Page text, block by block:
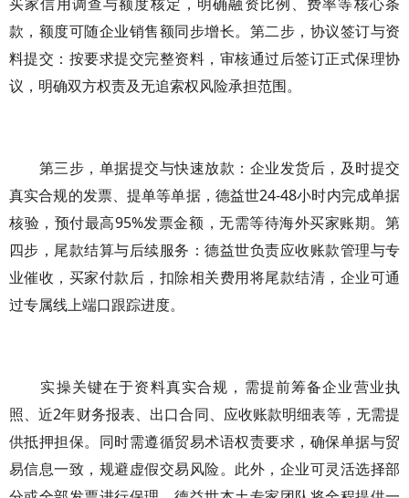
款，额度可随企业销售额同步增长。第二步，协议签订与资
料提交：按要求提交完整资料，审核通过后签订正式保理协
议，明确双方权责及无追索权风险承担范围。
第三步，单据提交与快速放款：企业发货后，及时提交
真实合规的发票、提单等单据，德益世24-48小时内完成单据
核验，预付最高95%发票金额，无需等待海外买家账期。第
四步，尾款结算与后续服务：德益世负责应收账款管理与专
业催收，买家付款后，扣除相关费用将尾款结清，企业可通
过专属线上端口跟踪进度。
实操关键在于资料真实合规，需提前筹备企业营业执
照、近2年财务报表、出口合同、应收账款明细表等，无需提
供抵押担保。同时需遵循贸易术语权责要求，确保单据与贸
易信息一致，规避虚假交易风险。此外，企业可灵活选择部